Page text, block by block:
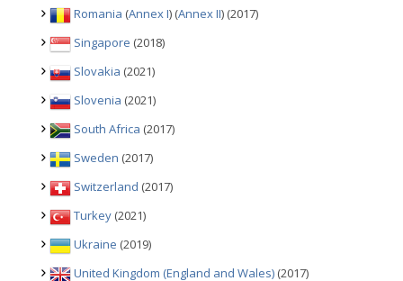
Romania (Annex I) (Annex II) (2017)
Singapore (2018)
Slovakia (2021)
Slovenia (2021)
South Africa (2017)
Sweden (2017)
Switzerland (2017)
Turkey (2021)
Ukraine (2019)
United Kingdom (England and Wales) (2017)